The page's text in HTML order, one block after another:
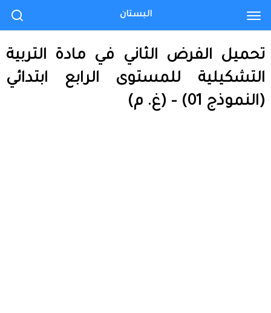
تحميل الفرض الثاني في مادة التربية
التشكيلية للمستوى الرابع ابتدائي
(النموذج 01) – (غ. م)
البستان